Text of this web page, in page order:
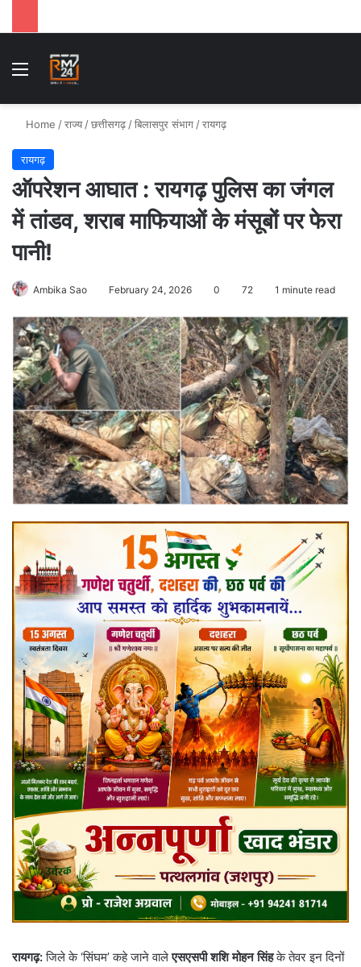
Menu
Home /राज्य /छत्तीसगढ़ /बिलासपुर संभाग /रायगढ़
रायगढ़
ऑपरेशन आघात : रायगढ़ पुलिस का जंगल
में तांडव, शराब माफियाओं के मंसूबों पर फेरा
पानी!
Ambika Sao February 24, 2026 0 72 1 minute read
रायगढ़:जिले के ‘सिंघम’ कहे जाने वालेएसएसपी शशि मोहन सिंहके तेवर इन दिनों